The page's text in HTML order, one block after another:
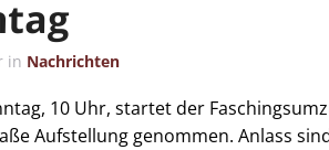
in Nachrichten
10 Uhr, startet der
Aufstellung genommen. Anlass